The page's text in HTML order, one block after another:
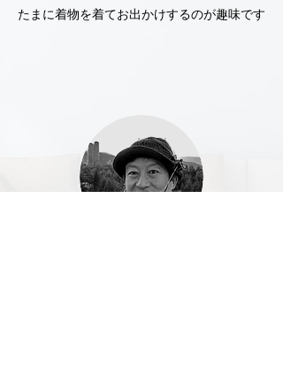
たまに着物を着てお出かけするのが趣味です